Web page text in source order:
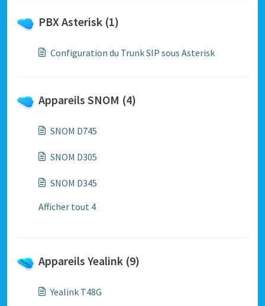
PBX Asterisk (1)
Configuration du Trunk SIP sous Asterisk
Appareils SNOM (4)
SNOM D745
SNOM D305
SNOM D345
Afficher tout 4
Appareils Yealink (9)
Yealink T48G